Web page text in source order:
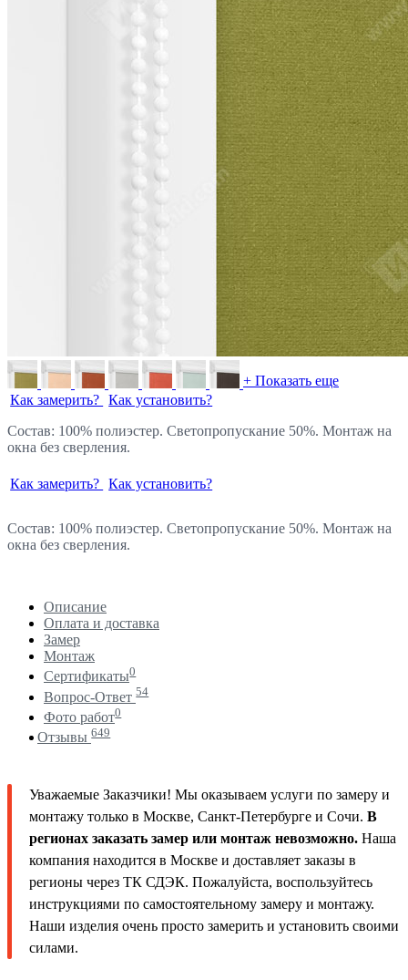
+ Показать еще
Как замерить? Как установить?
Состав: 100% полиэстер. Светопропускание 50%. Монтаж на
окна без сверления.
Как замерить? Как установить?
Состав: 100% полиэстер. Светопропускание 50%. Монтаж на
окна без сверления.
Описание
Оплата и доставка
Замер
Монтаж
Сертификаты0
Вопрос-Ответ 54
Фото работ0
Отзывы 649
Уважаемые Заказчики! Мы оказываем услуги по замеру и
монтажу только в Москве, Санкт-Петербурге и Сочи. В
регионах заказать замер или монтаж невозможно. Наша
компания находится в Москве и доставляет заказы в
регионы через ТК СДЭК. Пожалуйста, воспользуйтесь
инструкциями по самостоятельному замеру и монтажу.
Наши изделия очень просто замерить и установить своими
силами.